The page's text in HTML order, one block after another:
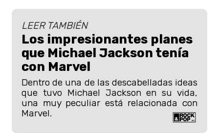
LEER TAMBIÉN
Los impresionantes planes
que Michael Jackson tenía
con Marvel
Dentro de una de las descabelladas ideas
que tuvo Michael Jackson en su vida,
una muy peculiar está relacionada con
Marvel.